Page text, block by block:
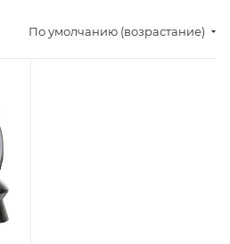
По умолчанию (возрастание)